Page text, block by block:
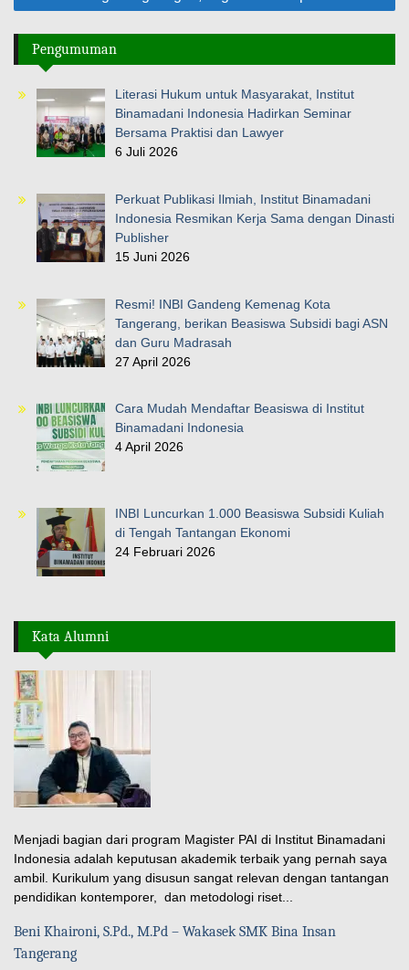
Pengumuman
Literasi Hukum untuk Masyarakat, Institut
Binamadani Indonesia Hadirkan Seminar
Bersama Praktisi dan Lawyer
6 Juli 2026
Perkuat Publikasi Ilmiah, Institut Binamadani
Indonesia Resmikan Kerja Sama dengan Dinasti
Publisher
15 Juni 2026
Resmi! INBI Gandeng Kemenag Kota
Tangerang, berikan Beasiswa Subsidi bagi ASN
dan Guru Madrasah
27 April 2026
Cara Mudah Mendaftar Beasiswa di Institut
Binamadani Indonesia
4 April 2026
INBI Luncurkan 1.000 Beasiswa Subsidi Kuliah
di Tengah Tantangan Ekonomi
24 Februari 2026
Kata Alumni
Menjadi bagian dari program Magister PAI di Institut Binamadani
Indonesia adalah keputusan akademik terbaik yang pernah saya
ambil. Kurikulum yang disusun sangat relevan dengan tantangan
pendidikan kontemporer, dan metodologi riset...
Beni Khaironi, S.Pd., M.Pd – Wakasek SMK Bina Insan
Tangerang